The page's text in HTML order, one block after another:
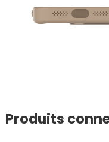
Produits